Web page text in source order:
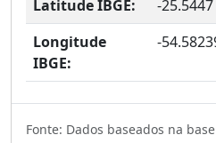
Latitude IBGE:
-25.5447
Longitude
IBGE:
-
Fonte: Dados baseados na